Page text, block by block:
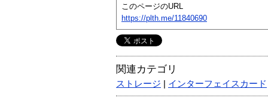
このページのURL
https://plth.me/11840690
関連カテゴリ
ストレージ インターフェイスカード